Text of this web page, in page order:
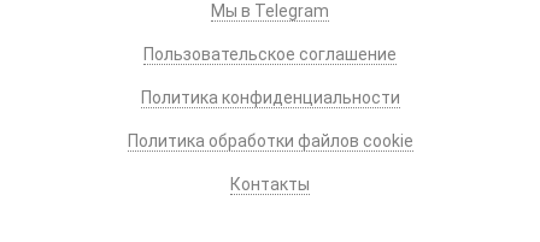
Мы в Telegram
Пользовательское соглашение
Политика конфиденциальности
Политика обработки файлов cookie
Контакты